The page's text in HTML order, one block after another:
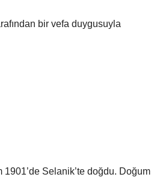
bir vefa duygusuyla
Selanik’te doğdu. Doğum